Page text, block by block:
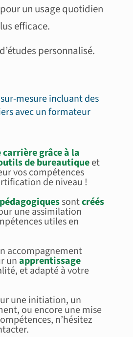
un usage quotidien
efficace.
personnalisé.
mesure incluant des
avec un formateur
grâce à la
de bureautiqueet
vos compétences
de niveau !
sontcréés
une assimilation
utiles en
accompagnement
unapprentissage
et adapté à votre
une initiation, un
ou encore une mise
n’hésitez